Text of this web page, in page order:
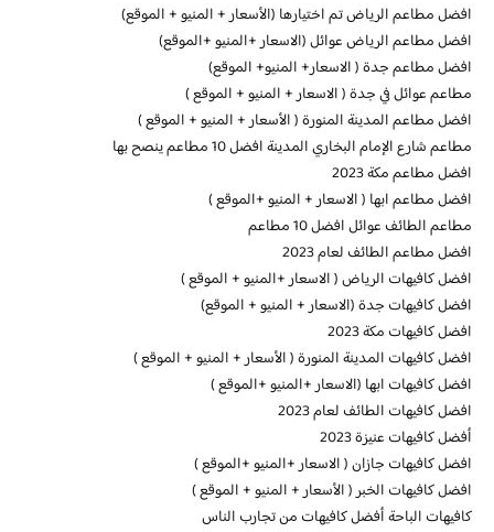
افضل مطاعم الرياض تم اختيارها (الأسعار + المنيو + الموقع)
افضل مطاعم الرياض عوائل (الاسعار +المنيو +الموقع)
افضل مطاعم جدة ( الاسعار+ المنيو+ الموقع)
مطاعم عوائل في جدة ( الاسعار + المنيو + الموقع )
افضل مطاعم المدينة المنورة ( الأسعار + المنيو + الموقع )
مطاعم شارع الإمام البخاري المدينة افضل 10 مطاعم ينصح بها
افضل مطاعم مكة 2023
افضل مطاعم ابها ( الاسعار + المنيو +الموقع )
مطاعم الطائف عوائل افضل 10 مطاعم
افضل مطاعم الطائف لعام 2023
افضل كافيهات الرياض ( الاسعار +المنيو + الموقع )
افضل كافيهات جدة (الاسعار + المنيو + الموقع)
افضل كافيهات مكة 2023
افضل كافيهات المدينة المنورة ( الأسعار + المنيو + الموقع )
افضل كافيهات ابها (الاسعار +المنيو +الموقع )
افضل كافيهات الطائف لعام 2023
أفضل كافيهات عنيزة 2023
افضل كافيهات جازان ( الاسعار +المنيو +الموقع )
افضل كافيهات الخبر ( الأسعار + المنيو + الموقع )
كافيهات الباحة أفضل كافيهات من تجارب الناس